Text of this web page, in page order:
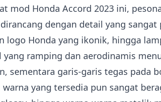
mod Honda Accord 2023 ini,
dengan detail yang
logo Honda yang ikonik, hingga
ramping dan aerodinamis
sementara garis-garis tegas pada
yang tersedia pun sangat